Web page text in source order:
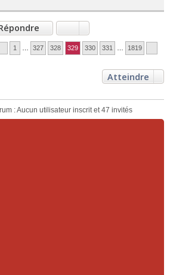
1 … 327 328 329 330 331 … 1819
Atteindre
: Aucun utilisateur inscrit et 47 invités